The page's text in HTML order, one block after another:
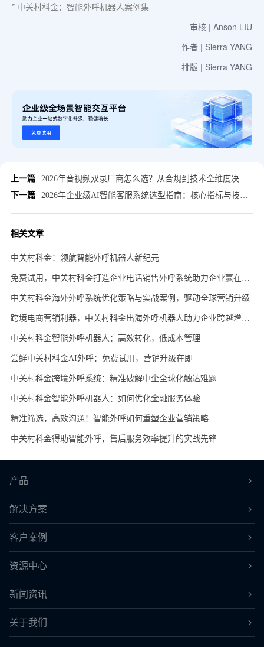
* 中关村科金：智能外呼机器人案例集
审核 | Anson LIU
作者 | Sierra YANG
排版 | Sierra YANG
上一篇
2026年音视频双录厂商怎么选？从合规到技术全维度决策框架
下一篇
2026年企业级AI智能客服系统选型指南：核心指标与技术实测报告
相关文章
中关村科金：领航智能外呼机器人新纪元
免费试用，中关村科金打造企业电话销售外呼系统助力企业赢在起跑线
中关村科金海外外呼系统优化策略与实战案例，驱动全球营销升级
跨境电商营销利器，中关村科金出海外呼机器人助力企业跨越增长障碍
中关村科金智能外呼机器人：高效转化，低成本管理
尝鲜中关村科金AI外呼：免费试用，营销升级在即
中关村科金跨境外呼系统：精准破解中企全球化触达难题
中关村科金智能外呼机器人：如何优化金融服务体验
精准筛选，高效沟通！智能外呼如何重塑企业营销策略
中关村科金得助智能外呼，售后服务效率提升的实战先锋
产品
解决方案
客户案例
资源中心
新闻资讯
关于我们